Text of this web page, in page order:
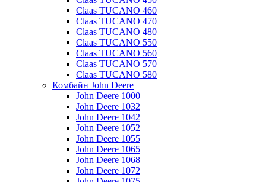
Claas TUCANO 460
Claas TUCANO 470
Claas TUCANO 480
Claas TUCANO 550
Claas TUCANO 560
Claas TUCANO 570
Claas TUCANO 580
Комбайн John Deere
John Deere 1000
John Deere 1032
John Deere 1042
John Deere 1052
John Deere 1055
John Deere 1065
John Deere 1068
John Deere 1072